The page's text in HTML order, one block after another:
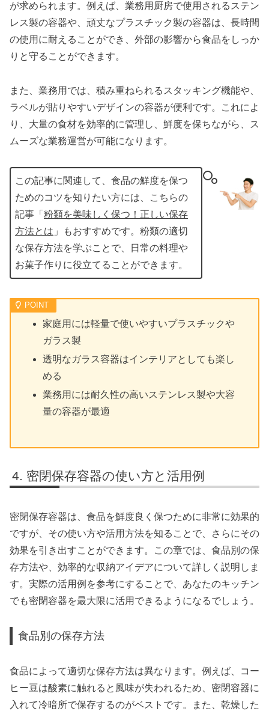
が求められます。例えば、業務用厨房で使用されるステン
レス製の容器や、頑丈なプラスチック製の容器は、長時間
の使用に耐えることができ、外部の影響から食品をしっか
りと守ることができます。
また、業務用では、積み重ねられるスタッキング機能や、
ラベルが貼りやすいデザインの容器が便利です。これによ
り、大量の食材を効率的に管理し、鮮度を保ちながら、ス
ムーズな業務運営が可能になります。
この記事に関連して、食品の鮮度を保つ
ためのコツを知りたい方には、こちらの
記事「 粉類を美味しく保つ！正しい保存
方法とは 」もおすすめです。粉類の適切
な保存方法を学ぶことで、日常の料理や
お菓子作りに役立てることができます。
家庭用には軽量で使いやすいプラスチックや
ガラス製
透明なガラス容器はインテリアとしても楽し
める
業務用には耐久性の高いステンレス製や大容
量の容器が最適
密閉保存容器の使い方と活用例
密閉保存容器は、食品を鮮度良く保つために非常に効果的
ですが、その使い方や活用方法を知ることで、さらにその
効果を引き出すことができます。この章では、食品別の保
存方法や、効率的な収納アイデアについて詳しく説明しま
す。実際の活用例を参考にすることで、あなたのキッチン
でも密閉容器を最大限に活用できるようになるでしょう。
食品別の保存方法
食品によって適切な保存方法は異なります。例えば、コー
ヒー豆は酸素に触れると風味が失われるため、密閉容器に
入れて冷暗所で保存するのがベストです。また、乾燥した